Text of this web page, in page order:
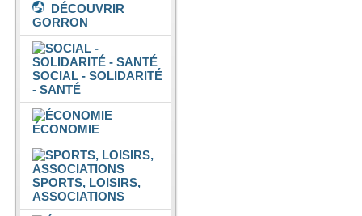
DÉCOUVRIR
GORRON
SOCIAL - SOLIDARITÉ
- SANTÉ
ÉCONOMIE
SPORTS, LOISIRS,
ASSOCIATIONS